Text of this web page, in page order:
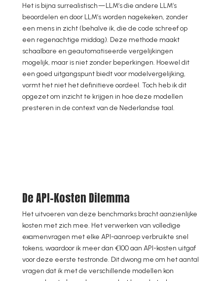
Het is bijna surrealistisch — LLM’s die andere LLM’s
beoordelen en door LLM’s worden nagekeken, zonder
een mens in zicht (behalve ik, die de code schreef op
een regenachtige middag). Deze methode maakt
schaalbare en geautomatiseerde vergelijkingen
mogelijk, maar is niet zonder beperkingen. Hoewel dit
een goed uitgangspunt biedt voor modelvergelijking,
vormt het niet het definitieve oordeel. Toch heb ik dit
opgezet om inzicht te krijgen in hoe deze modellen
presteren in de context van de Nederlandse taal.
De API-Kosten Dilemma
Het uitvoeren van deze benchmarks bracht aanzienlijke
kosten met zich mee. Het verwerken van volledige
examenvragen met elke API-aanroep verbruikte snel
tokens, waardoor ik meer dan €100 aan API-kosten uitgaf
voor deze eerste testronde. Dit dwong me om het aantal
vragen dat ik met de verschillende modellen kon